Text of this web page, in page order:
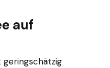
auf
geringschätzig